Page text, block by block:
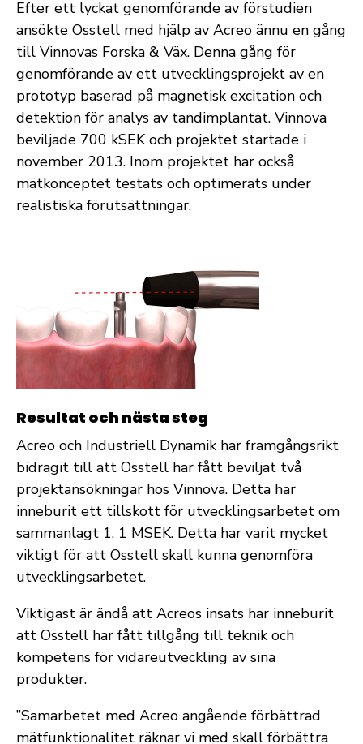
Efter ett lyckat genomförande av förstudien
ansökte Osstell med hjälp av Acreo ännu en gång
till Vinnovas Forska & Väx. Denna gång för
genomförande av ett utvecklingsprojekt av en
prototyp baserad på magnetisk excitation och
detektion för analys av tandimplantat. Vinnova
beviljade 700 kSEK och projektet startade i
november 2013. Inom projektet har också
mätkonceptet testats och optimerats under
realistiska förutsättningar.
Resultat och nästa steg
Acreo och Industriell Dynamik har framgångsrikt
bidragit till att Osstell har fått beviljat två
projektansökningar hos Vinnova. Detta har
inneburit ett tillskott för utvecklingsarbetet om
sammanlagt 1, 1 MSEK. Detta har varit mycket
viktigt för att Osstell skall kunna genomföra
utvecklingsarbetet.
Viktigast är ändå att Acreos insats har inneburit
att Osstell har fått tillgång till teknik och
kompetens för vidareutveckling av sina
produkter.
”Samarbetet med Acreo angående förbättrad
mätfunktionalitet räknar vi med skall förbättra